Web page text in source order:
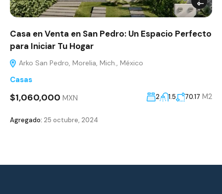
Casa en Venta en San Pedro: Un Espacio Perfecto
para Iniciar Tu Hogar
Arko San Pedro, Morelia, Mich., México
Casas
$1,060,000 MXN 2 1.5 70.17 M2
Agregado: 25 octubre, 2024